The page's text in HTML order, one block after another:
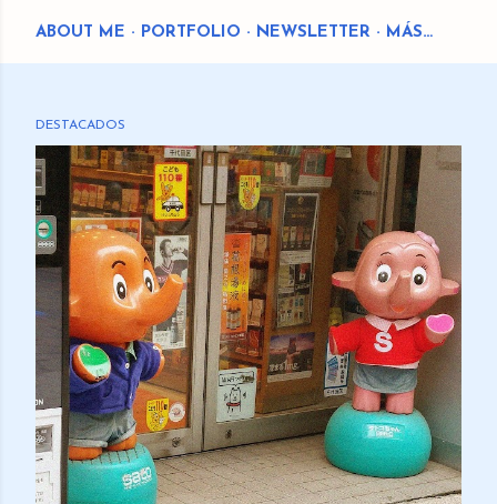
ABOUT ME PORTFOLIO NEWSLETTER MÁS…
DESTACADOS